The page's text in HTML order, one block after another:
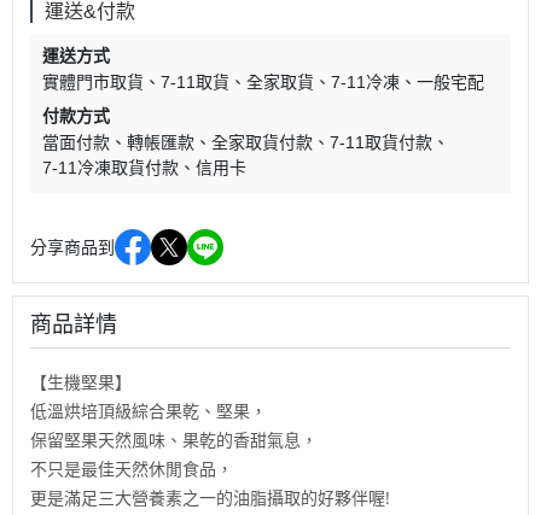
運送&付款
運送方式
實體門市取貨
7-11取貨 全家取貨 7-11冷凍
一般宅配
付款方式
當面付款
轉帳匯款 全家取貨付款
7-11取貨付款
7-11冷凍取貨付款
信用卡
分享商品到
商品詳情
【生機堅果】
低溫烘培頂級綜合果乾、堅果，
保留堅果天然風味、果乾的香甜氣息，
不只是最佳天然休閒食品，
更是滿足三大營養素之一的油脂攝取的好夥伴喔!